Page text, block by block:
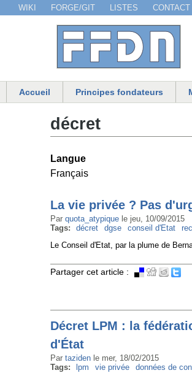
Menu secondaire
WIKI FORGE/GIT LISTES CONTACT
Menu principal
Accueil Principes fondateurs
décret
Langue
Français
La vie privée ? Pas
Par quota_atypique le jeu, 10/09/2015
Tags:
décret dgse conseil d'Etat
Le Conseil d'Etat, par la plume de
Partager cet article :
Décret LPM : la
d'État
Par taziden le mer, 18/02/2015
Tags:
lpm vie privée données de